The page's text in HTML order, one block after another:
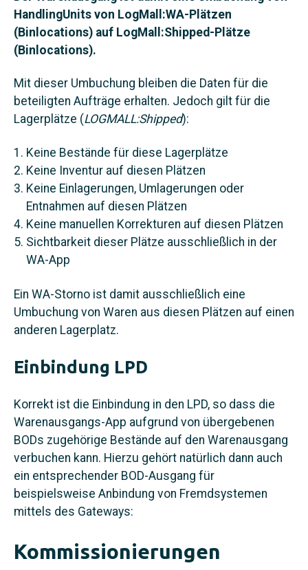
HandlingUnits von LogMall:WA-Plätzen
(Binlocations) auf LogMall:Shipped-Plätze
(Binlocations).
Mit dieser Umbuchung bleiben die Daten für die
beteiligten Aufträge erhalten. Jedoch gilt für die
Lagerplätze (LOGMALL:Shipped):
Keine Bestände für diese Lagerplätze
Keine Inventur auf diesen Plätzen
Keine Einlagerungen, Umlagerungen oder
Entnahmen auf diesen Plätzen
Keine manuellen Korrekturen auf diesen Plätzen
Sichtbarkeit dieser Plätze ausschließlich in der
WA-App
Ein WA-Storno ist damit ausschließlich eine
Umbuchung von Waren aus diesen Plätzen auf einen
anderen Lagerplatz.
Einbindung LPD
Korrekt ist die Einbindung in den LPD, so dass die
Warenausgangs-App aufgrund von übergebenen
BODs zugehörige Bestände auf den Warenausgang
verbuchen kann. Hierzu gehört natürlich dann auch
ein entsprechender BOD-Ausgang für
beispielsweise Anbindung von Fremdsystemen
mittels des Gateways:
Kommissionierungen